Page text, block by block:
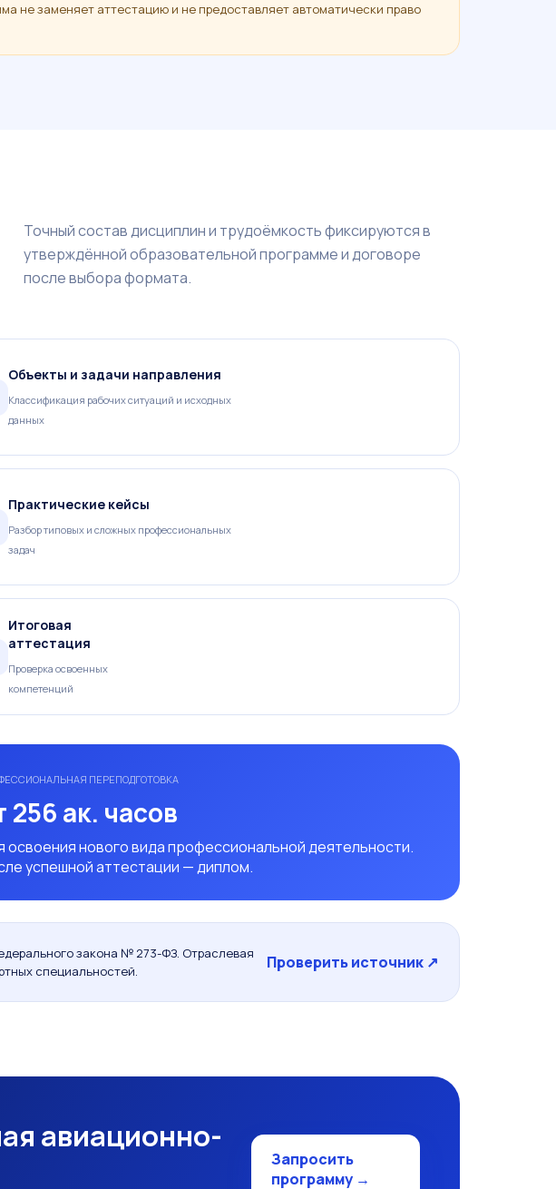
не заменяет аттестацию и не предоставляет автоматически право
Точный состав дисциплин и трудоёмкость фиксируются в
утверждённой образовательной программе и договоре
после выбора формата.
Объекты и задачи направления
Классификация рабочих ситуаций и исходных
данных
Практические кейсы
Разбор типовых и сложных профессиональных
задач
Итоговая
аттестация
Проверка освоенных
компетенций
ПЕРЕПОДГОТОВКА
256 ак. часов
освоения нового вида профессиональной деятельности.
успешной аттестации — диплом.
закона № 273-ФЗ. Отраслевая
специальностей.
Проверить источник ↗
авиационно-
Запросить
программу →